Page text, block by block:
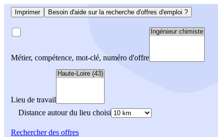
Imprimer Besoin d'aide sur la recherche d'offres d'emploi ?
Métier, compétence, mot-clé, numéro d'offre
Lieu de travail
Distance autour du lieu choisi
Rechercherdes offres